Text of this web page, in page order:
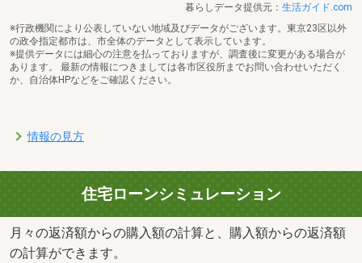
暮らしデータ提供元： 生活ガイド.com
※行政機関により公表していない地域及びデータがございます。東京23区以外
の政令指定都市は、市全体のデータとして表示しています。
※提供データには細心の注意を払っておりますが、調査後に変更がある場合が
あります。 最新の情報につきましては各市区役所までお問い合わせいただく
か、自治体HPなどをご確認ください。
情報の見方
住宅ローンシミュレーション
月々の返済額からの購入額の計算と、購入額からの返済額
の計算ができます。